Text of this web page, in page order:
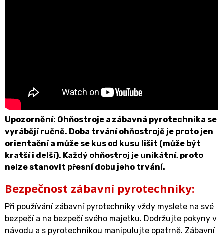
Upozornění: Ohňostroje a zábavná pyrotechnika se
vyrábějí ručně. Doba trvání ohňostrojě je proto jen
orientační a může se kus od kusu lišit (může být
kratší i delší). Každý ohňostroj je unikátní, proto
nelze stanovit přesní dobu jeho trvání.
Bezpečnost zábavní pyrotechniky:
Při používání zábavní pyrotechniky vždy myslete na své
bezpečí a na bezpečí svého majetku. Dodržujte pokyny v
návodu a s pyrotechnikou manipulujte opatrně. Zábavní